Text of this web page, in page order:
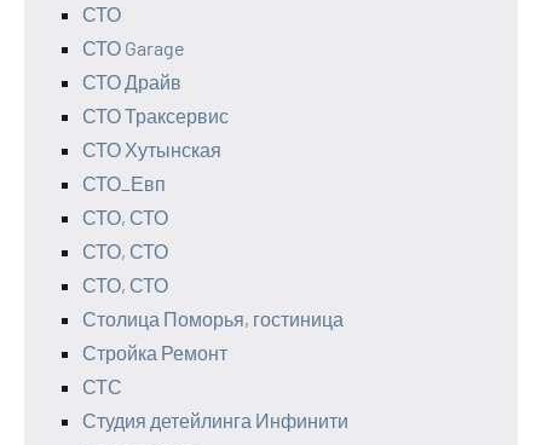
СТО
СТО Garage
СТО Драйв
СТО Траксервис
СТО Хутынская
СТО_Евп
СТО, СТО
СТО, СТО
СТО, СТО
Столица Поморья, гостиница
Стройка Ремонт
СТС
Студия детейлинга Инфинити